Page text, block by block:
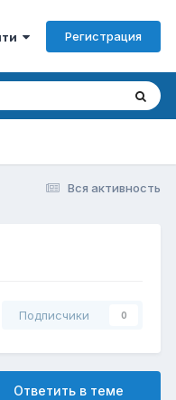
Регистрация
Вся активность
Подписчики 0
Ответить в теме